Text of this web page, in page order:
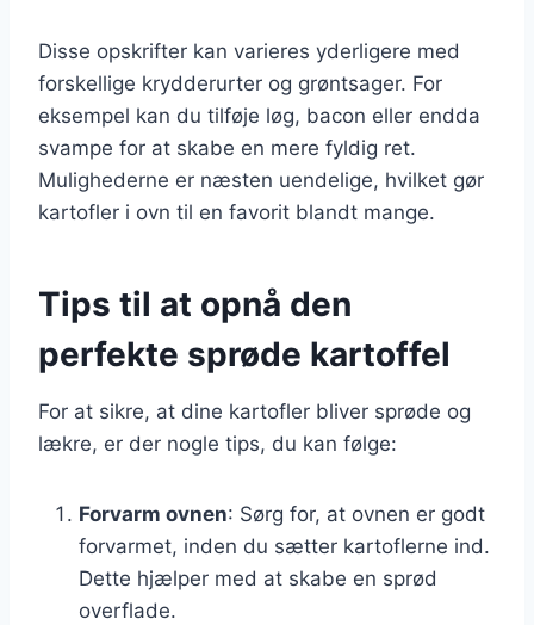
Disse opskrifter kan varieres yderligere med
forskellige krydderurter og grøntsager. For
eksempel kan du tilføje løg, bacon eller endda
svampe for at skabe en mere fyldig ret.
Mulighederne er næsten uendelige, hvilket gør
kartofler i ovn til en favorit blandt mange.
Tips til at opnå den
perfekte sprøde kartoffel
For at sikre, at dine kartofler bliver sprøde og
lækre, er der nogle tips, du kan følge:
Forvarm ovnen: Sørg for, at ovnen er godt
forvarmet, inden du sætter kartoflerne ind.
Dette hjælper med at skabe en sprød
overflade.